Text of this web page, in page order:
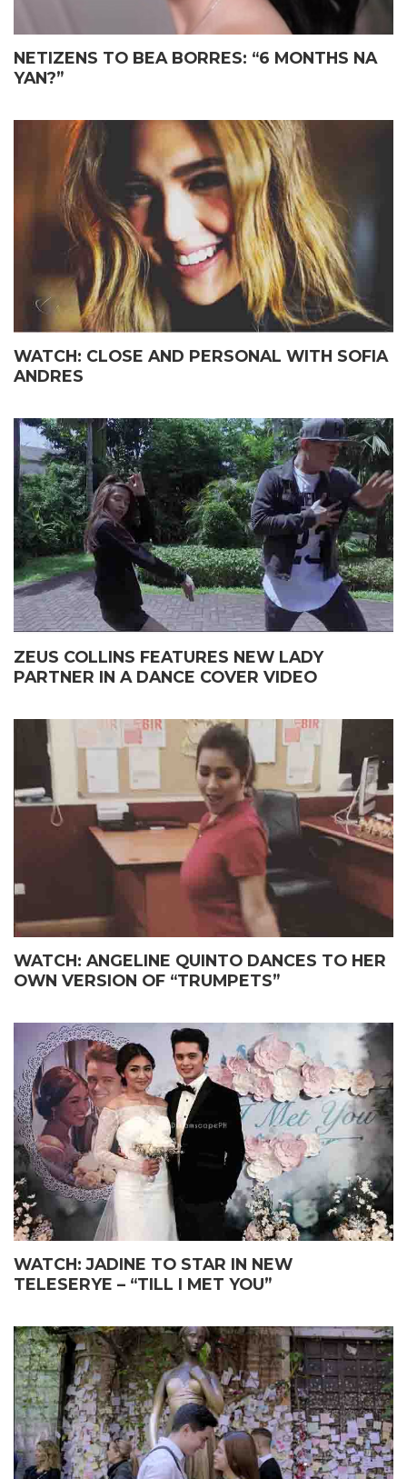
NETIZENS TO BEA BORRES: “6 MONTHS NA
YAN?”
WATCH: CLOSE AND PERSONAL WITH SOFIA
ANDRES
ZEUS COLLINS FEATURES NEW LADY
PARTNER IN A DANCE COVER VIDEO
WATCH: ANGELINE QUINTO DANCES TO HER
OWN VERSION OF “TRUMPETS”
WATCH: JADINE TO STAR IN NEW
TELESERYE – “TILL I MET YOU”